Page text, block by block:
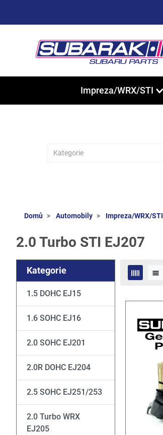
Impreza/WRX/STI
Domů Automobily Impreza/WRX/STI
2.0 Turbo STI EJ207
Kategorie
1.5 DOHC EJ15
1.6 SOHC EJ16
2.0 SOHC EJ201
2.0R DOHC EJ204
2.5 SOHC EJ251/253
2.0 Turbo WRX
EJ205